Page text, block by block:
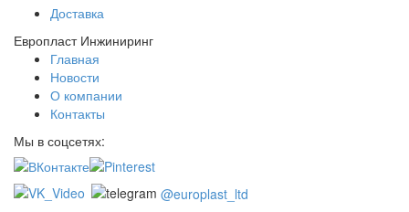
Доставка
Европласт Инжиниринг
Главная
Новости
О компании
Контакты
Мы в соцсетях:
@europlast_ltd